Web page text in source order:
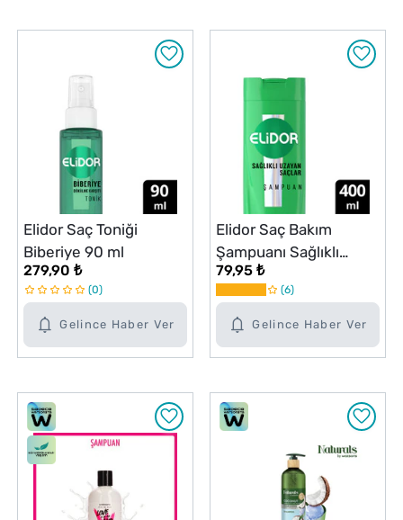
Gelince Haber Ver
Elidor Saç Toniği
Biberiye 90 ml
279,90 ₺
0
Gelince Haber Ver
Elidor Saç Bakım
Şampuanı Sağlıklı
Uzayan Saçlar 400 ml
79,95 ₺
6